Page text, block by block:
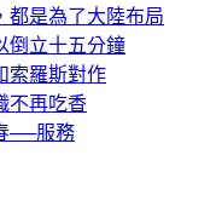
都是為了大陸布局
倒立十五分鐘
索羅斯對作
不再吃香
──服務